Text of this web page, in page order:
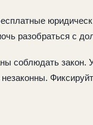
разобраться с
соблюдать закон.